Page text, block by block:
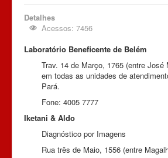
Convenções Coletivas
O Sinpro-PA
Extranet
Jurídico Web
Detalhes
Acessos: 7456
Laboratório Beneficente de Belém
Trav. 14 de Março, 1765 (entre José
em todas as unidades de
Pará.
Fone: 4005 7777
Iketani & Aldo
Diagnóstico por Imagens
Rua três de Maio, 1556 (entre